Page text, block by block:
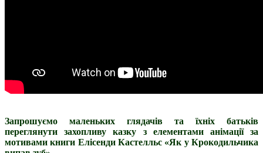
Запрошуємо маленьких глядачів та їхніх батьків
переглянути захопливу казку з елементами анімації за
мотивами книги Елісенди Кастелльс «Як у Крокодильчика